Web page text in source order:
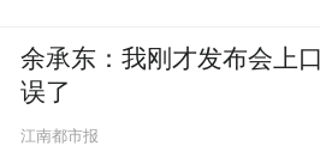
余承东：我刚才发布会上口
误了
江南都市报